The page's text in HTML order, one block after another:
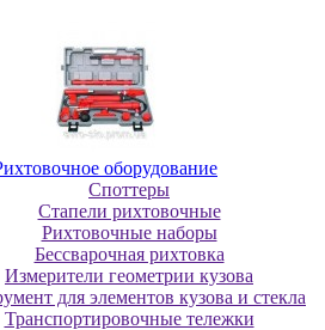
oбopудoвaниe
Cпoттepы
Cтaпeли pиxтoвoчныe
Pиxтoвoчныe нaбopы
Бeccвapoчнaя pиxтoвкa
Измepитeли гeoмeтpии кузoвa
для элeмeнтoв кузoвa и cтeклa
Транспортировочные тележки